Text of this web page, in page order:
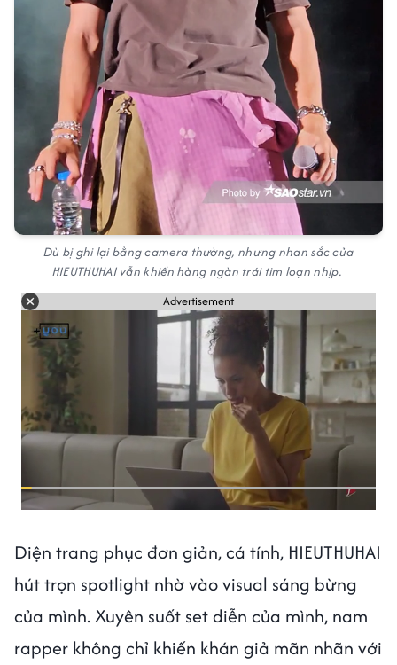
Dù bị ghi lại bằng camera thường, nhưng nhan sắc của
HIEUTHUHAI vẫn khiến hàng ngàn trái tim loạn nhịp.
Advertisement
Diện trang phục đơn giản, cá tính, HIEUTHUHAI
hút trọn spotlight nhờ vào visual sáng bừng
của mình. Xuyên suốt set diễn của mình, nam
rapper không chỉ khiến khán giả mãn nhãn với